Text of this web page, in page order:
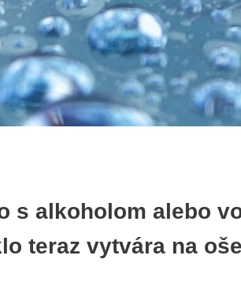
s alkoholom alebo
teraz vytvára na